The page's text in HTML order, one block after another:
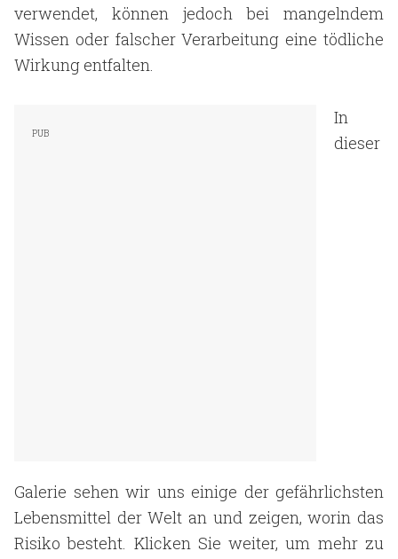
verwendet, können jedoch bei mangelndem
Wissen oder falscher Verarbeitung eine tödliche
Wirkung entfalten.
In
dieser
Galerie sehen wir uns einige der gefährlichsten
Lebensmittel der Welt an und zeigen, worin das
Risiko besteht. Klicken Sie weiter, um mehr zu